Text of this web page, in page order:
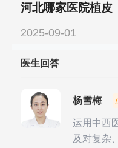
河北哪家医院植皮
2025-09-01
医生回答
杨雪梅
运用中西
及对复杂